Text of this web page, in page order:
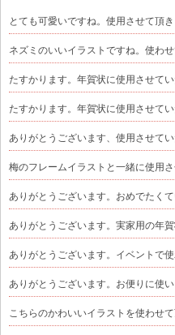
とても可愛いですね。使用させて頂き
ネズミのいいイラストですね。使わせ
たすかります。年賀状に使用させてい
たすかります。年賀状に使用させてい
ありがとうございます、使用させてい
梅のフレームイラストと一緒に使用
ありがとうございます。おめでたくて
ありがとうございます。実家用の年
ありがとうございます。イベントで使
ありがとうございます。お便りに使い
こちらのかわいいイラストを使わせ